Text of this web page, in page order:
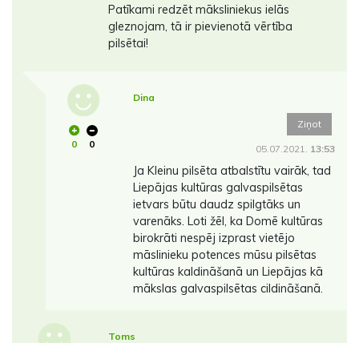
Patīkami redzēt māksliniekus ielās
gleznojam, tā ir pievienotā vērtība
pilsētai!
0 0
Dina
Ziņot
05.07.2021. 13:53
Ja Kleinu pilsēta atbalstītu vairāk, tad
Liepājas kultūras galvaspilsētas
ietvars būtu daudz spilgtāks un
varenāks. Loti žēl, ka Domē kultūras
birokrāti nespēj izprast vietējo
māslinieku potences mūsu pilsētas
kultūras kaldināšanā un Liepājas kā
mākslas galvaspilsētas cildināšanā.
Toms